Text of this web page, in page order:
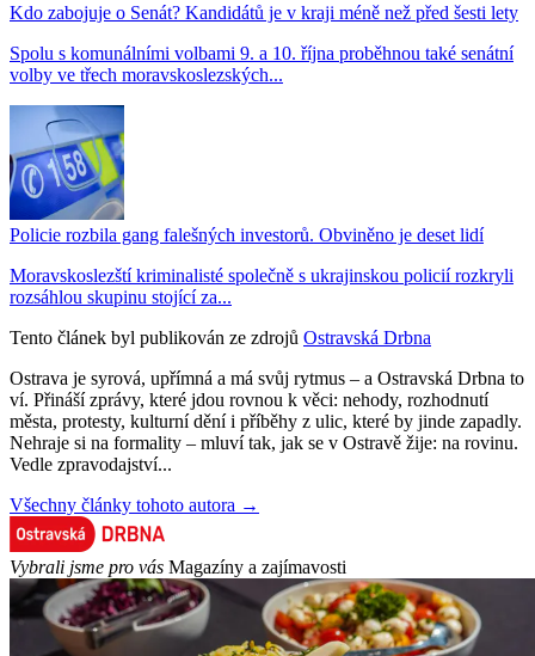
Kdo zabojuje o Senát? Kandidátů je v kraji méně než před šesti lety
Spolu s komunálními volbami 9. a 10. října proběhnou také senátní
volby ve třech moravskoslezských...
Policie rozbila gang falešných investorů. Obviněno je deset lidí
Moravskoslezští kriminalisté společně s ukrajinskou policií rozkryli
rozsáhlou skupinu stojící za...
Tento článek byl publikován ze zdrojů Ostravská Drbna
Ostrava je syrová, upřímná a má svůj rytmus – a Ostravská Drbna to
ví. Přináší zprávy, které jdou rovnou k věci: nehody, rozhodnutí
města, protesty, kulturní dění i příběhy z ulic, které by jinde zapadly.
Nehraje si na formality – mluví tak, jak se v Ostravě žije: na rovinu.
Vedle zpravodajství...
Všechny články tohoto autora →
Vybrali jsme pro vás Magazíny a zajímavosti